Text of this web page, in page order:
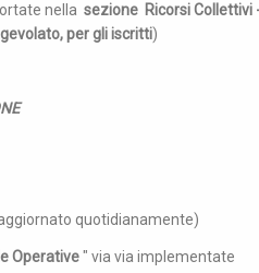
nella sezione Ricorsi Collettivi
per gli iscritti)
quotidianamente)
Operative" via via implementate